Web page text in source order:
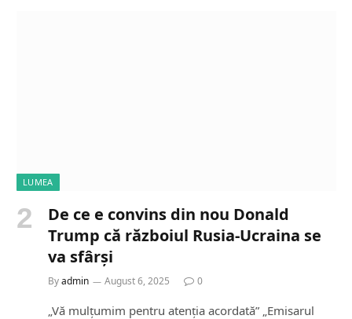
LUMEA
De ce e convins din nou Donald
Trump că războiul Rusia-Ucraina se
va sfârși
Byadmin August 6, 2025 0
„Vă mulțumim pentru atenția acordată” „Emisarul